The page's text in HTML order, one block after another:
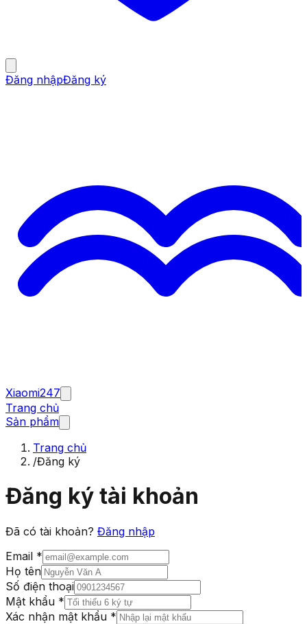
Đăng nhậpĐăng ký
Xiaomi247
Trang chủ
Sản phẩm
Trang chủ
/Đăng ký
Đăng ký tài khoản
Đã có tài khoản? Đăng nhập
Email *
Họ tên
Số điện thoại
Mật khẩu *
Xác nhận mật khẩu *